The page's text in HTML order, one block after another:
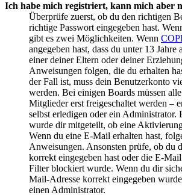
Ich habe mich registriert, kann mich aber
Überprüfe zuerst, ob du den richtigen
richtige Passwort eingegeben hast.
gibt es zwei Möglichkeiten. Wenn
angegeben hast, dass du unter 13 Jahre
einer deiner Eltern oder deiner
Anweisungen folgen, die du erhalten
der Fall ist, muss dein Benutzerkonto
werden. Bei einigen Boards müssen
Mitglieder erst freigeschaltet werden –
selbst erledigen oder ein Administrator.
wurde dir mitgeteilt, ob eine
Wenn du eine E-Mail erhalten hast,
Anweisungen. Ansonsten prüfe, ob du
korrekt eingegeben hast oder die E-
Filter blockiert wurde. Wenn du dir
Mail-Adresse korrekt eingegeben
einen Administrator.